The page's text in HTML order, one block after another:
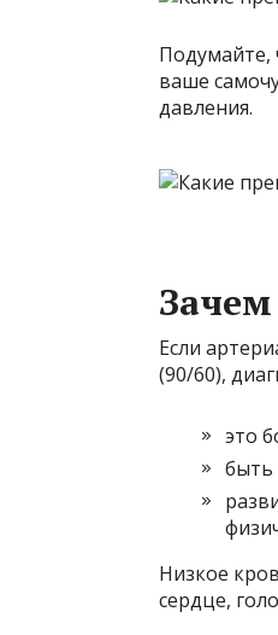
Подумайте,
ваше
давления.
Если
(90/60),
это
быть
Низкое
сердце,